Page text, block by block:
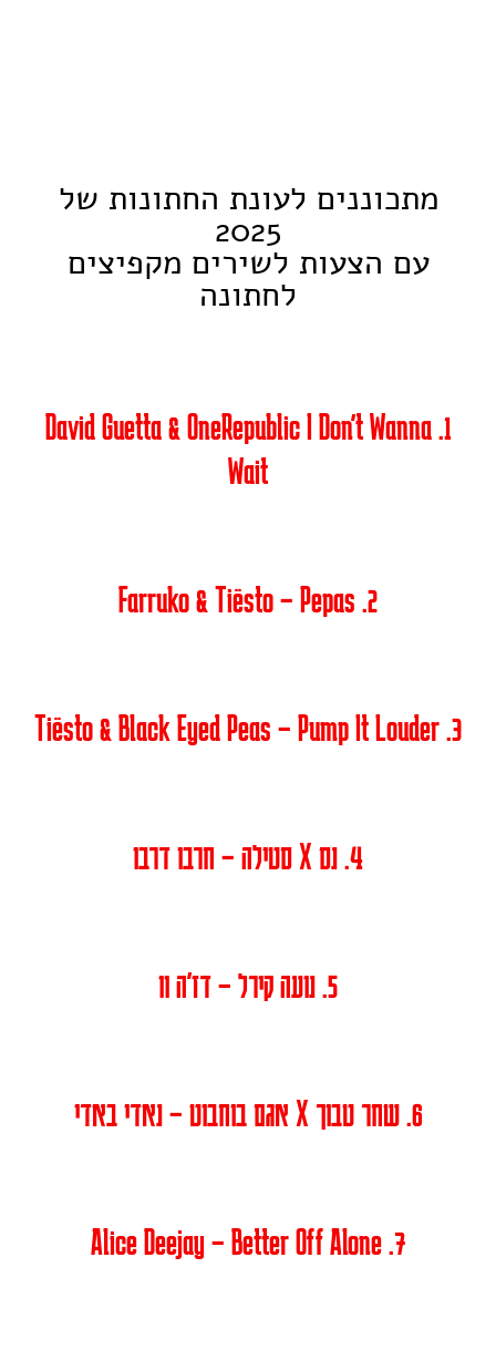
מתכוננים לעונת החתונות של
2025
עם הצעות לשירים מקפיצים
לחתונה
1. David Guetta & OneRepublic I Don't Wanna
Wait
2. Farruko & Tiësto – Pepas
3. Tiësto & Black Eyed Peas – Pump It Louder
4. נס X סטילה – חרבו דרבו
5. נועה קירל – דז'ה וו
6. שחר טבוך X אגם בוחבוט – נאדי באדי
7. Alice Deejay – Better Off Alone